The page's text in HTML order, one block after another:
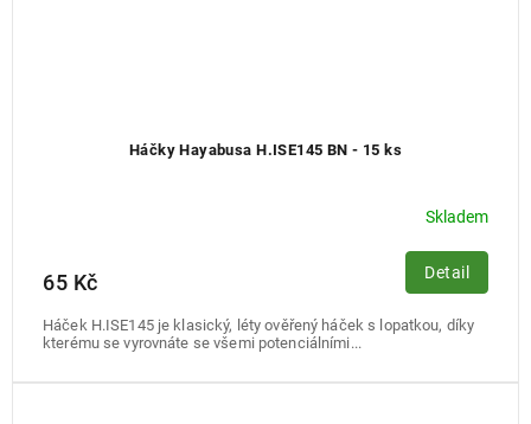
Háčky Hayabusa H.ISE145 BN - 15 ks
Skladem
65 Kč Detail
Háček H.ISE145 je klasický, léty ověřený háček s lopatkou, díky
kterému se vyrovnáte se všemi potenciálními...